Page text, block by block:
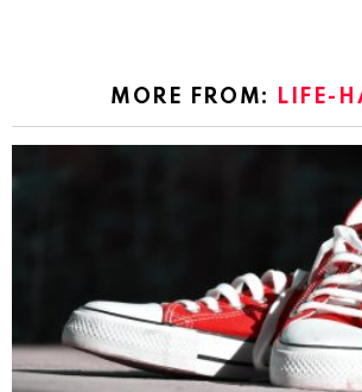
MORE FROM: LIFE-